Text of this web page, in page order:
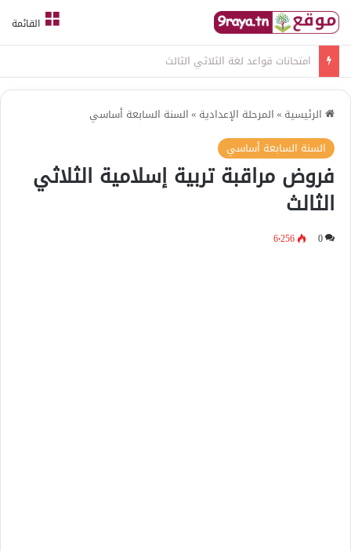
القائمة
امتحانات قواعد لغة الثلاثي الثالث
الرئيسية »المرحلة الإعدادية »السنة السابعة أساسي
السنة السابعة أساسي
فروض مراقبة تربية إسلامية الثلاثي
الثالث
0 6٬256